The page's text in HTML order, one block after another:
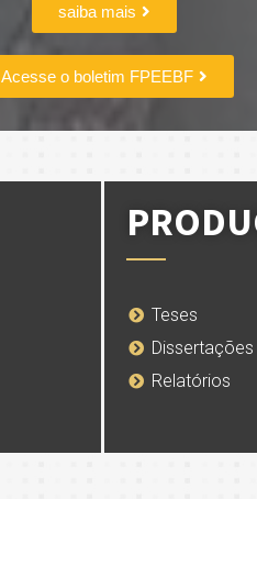
saiba mais
Acesse o boletim FPEEBF
Teses
Dissertações
Relatórios